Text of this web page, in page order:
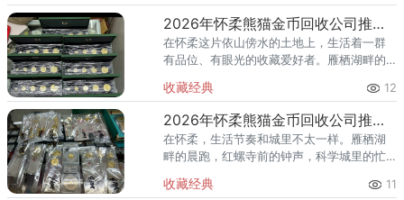
2026年怀柔熊猫金币回收公司推荐 怀柔回收熊猫金币渠道
在怀柔这片依山傍水的土地上，生活着一群
有品位、有眼光的收藏爱好者。雁栖湖畔的
红螺寺的香火绵延不绝——怀柔的藏家群体
也在悄然壮大。熊猫金币，作为
收藏经典 12
2026年怀柔熊猫金币回收公司推荐 怀柔哪里回收熊猫金币
在怀柔，生活节奏和城里不太一样。雁栖湖
畔的晨跑，红螺寺前的钟声，科学城里的忙
值。熊猫金币作为兼具投资与收藏属性的热
收藏经典 11